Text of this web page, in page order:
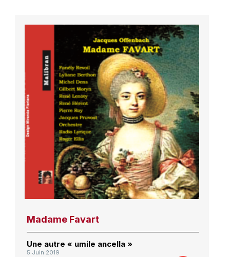
Madame Favart
Une autre « umile ancella »
5 Juin 2019